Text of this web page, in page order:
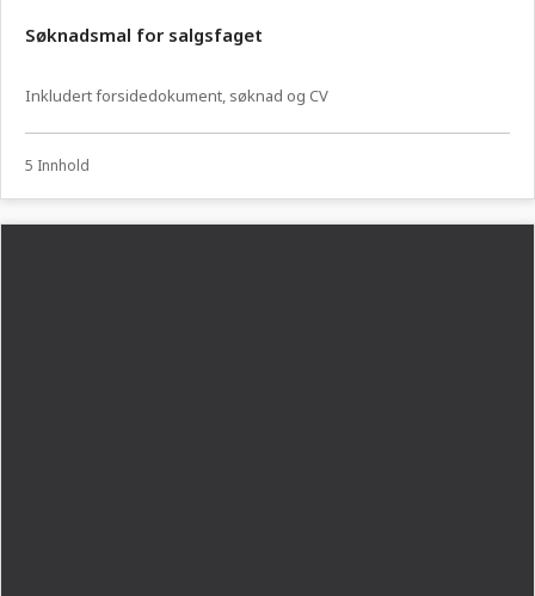
Søknadsmal for salgsfaget
Inkludert forsidedokument, søknad og CV
5 Innhold